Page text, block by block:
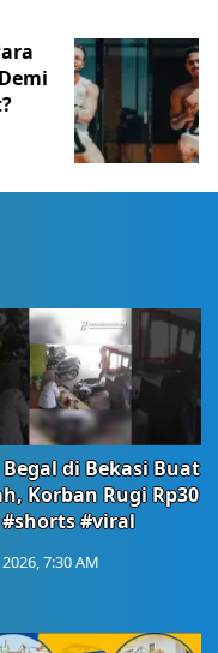
di Bekasi Buat
Korban Rugi Rp30
#shorts #viral
7:30 AM